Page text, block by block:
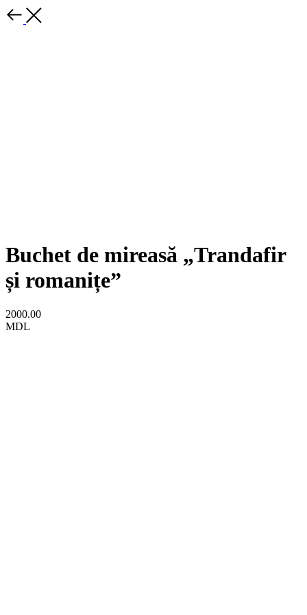
Buchet de mireasă „Trandafir
și romanițe”
2000.00
MDL